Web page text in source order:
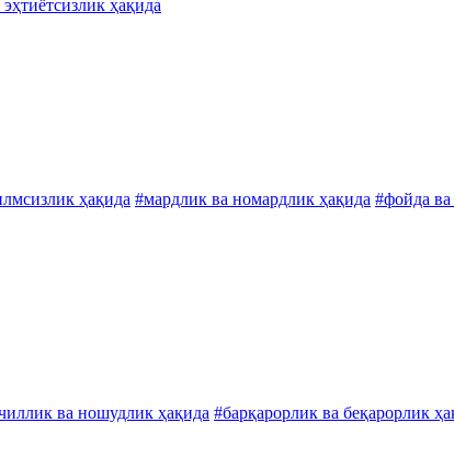
ҳақида
ҳақида #мардлик ва номардлик ҳақида #фойда ва
ва ношудлик ҳақида #барқарорлик ва беқарорлик